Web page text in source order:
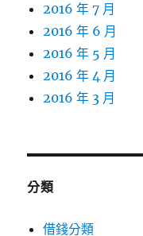
2016 年 7 月
2016 年 6 月
2016 年 5 月
2016 年 4 月
2016 年 3 月
分類
借錢分類